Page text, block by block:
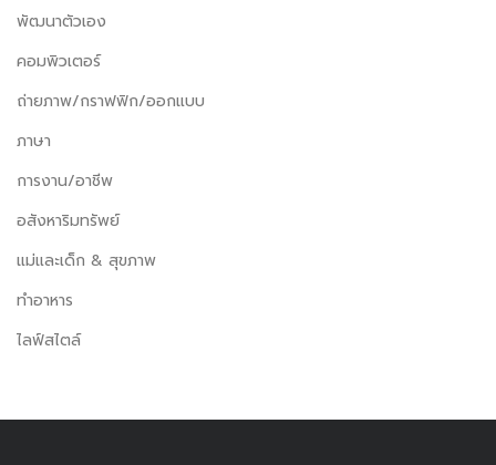
พัฒนาตัวเอง
คอมพิวเตอร์
ถ่ายภาพ/กราฟฟิก/ออกแบบ
ภาษา
การงาน/อาชีพ
อสังหาริมทรัพย์
แม่และเด็ก & สุขภาพ
ทำอาหาร
ไลฟ์สไตล์